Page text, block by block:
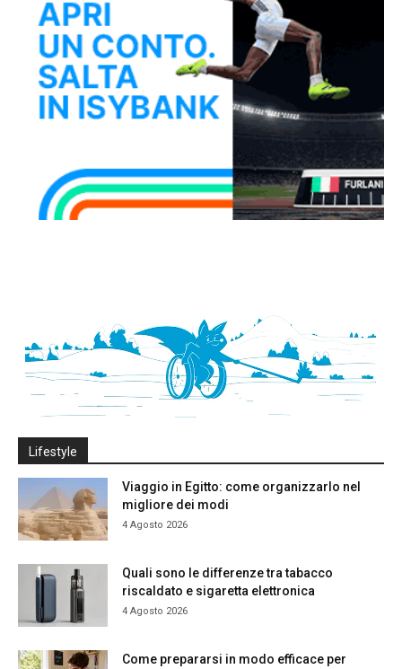
Lifestyle
Viaggio in Egitto: come organizzarlo nel
migliore dei modi
4 Agosto 2026
Quali sono le differenze tra tabacco
riscaldato e sigaretta elettronica
4 Agosto 2026
Come prepararsi in modo efficace per